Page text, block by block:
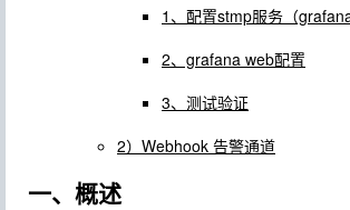
1、配置stmp服务（
2、grafana web配置
3、测试验证
2）Webhook 告警通道
一、概述